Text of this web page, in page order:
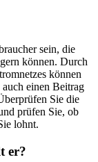
sein, die
können. Durch
können
einen Beitrag
Sie die
prüfen Sie, ob
lohnt.
er?